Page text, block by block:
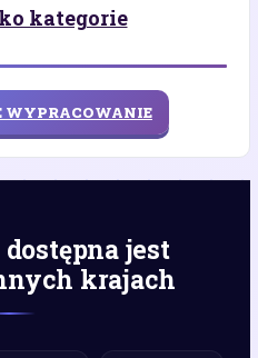
kategorie
WYPRACOWANIE
jest
krajach